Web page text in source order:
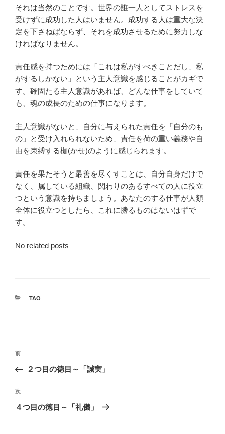
それは当然のことです。世界の誰一人としてストレスを
受けずに成功した人はいません。成功する人は重大な決
定を下さねばならず、それを成功させるために努力しな
ければなりません。
責任感を持つためには「これは私がすべきことだし、私
がするしかない」という主人意識を感じることがカギで
す。確固たる主人意識があれば、どんな仕事をしていて
も、魂の成長のための仕事になります。
主人意識がないと、自分に与えられた責任を「自分のも
の」と受け入れられないため、責任を荷の重い義務や自
由を束縛する枷(かせ)のように感じられます。
責任を果たそうと最善を尽くすことは、自分自身だけで
なく、属している組織、関わりのあるすべての人に役立
つという意識を持ちましょう。あなたのする仕事が人類
全体に役立つとしたら、これに勝るものはないはずで
す。
No related posts
カ
TAO
投
ナ
ビ
ゲ
前
の
稿
前
２つ目の徳目～「誠実」
次
の
次
４つ目の徳目～「礼儀」